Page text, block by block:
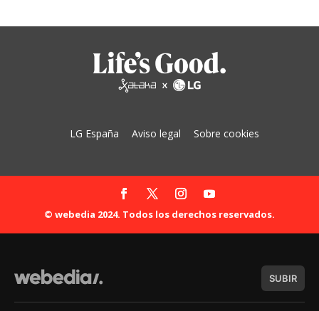
LG España Aviso legal Sobre cookies
© webedia 2024. Todos los derechos reservados.
SUBIR